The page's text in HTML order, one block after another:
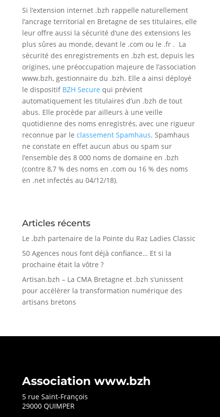
Si l’extension internet .bzh rappelle naturellement
l’ancrage territorial en Bretagne de ses titulaires, elle
leur offre aussi la sécurité d’une des extensions les
plus sûres au monde, devant le .com ou le .fr . La
sécurité des enregistrements en .bzh est, depuis les
origines, une préoccupation majeure de l’association
www.bzh, gestionnaire du .bzh. Elle a ainsi déployé
le dispositif BZH Secure qui prévient
automatiquement les titulaires d’un .bzh de tout
abus. Elle procède par ailleurs à une veille
quotidienne des noms enregistrés, avec une rigueur
reconnue par le classement Spamhaus. Spamhaus
ne constate en effet aucun abus ou spam sur
l’ensemble des 8 000 noms de domaine en .bzh
(contre 8,7 % des noms en .com ou 16 % des noms
en .net infectés au 04/12/18).
Articles récents
Le .bzh partenaire de la Pointe du Raz Ladies Classic
50 Agences nous font déjà confiance… Et si la
prochaine était la vôtre ?
Artisan.bzh – La CMA Bretagne et .bzh s’unissent
pour accélérer la transformation numérique des
artisans bretons
Association www.bzh
5 rue Saint-François
29000 QUIMPER